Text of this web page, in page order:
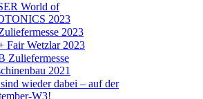
World of
2023
2023
Fair Wetzlar 2023
Zuliefermesse
2021
wieder dabei – auf der
W3!